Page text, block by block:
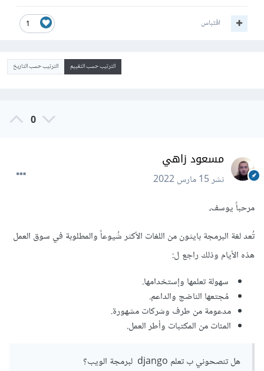
1 اقتباس
الترتيب حسب التقييم الترتيب حسب التاريخ
0
مسعود زاهي
نشر15 مارس 2022
مرحباً يوسف،
تُعد لغة البرمجة بايثون من اللغات الأكثر شُيوعاً والمطلوبة في سوق العمل
هذه الأيام وذلك راجع ل:
سهولة تعلمها وإستخدامها.
مُجتعها الناضج والداعم.
مدعومة من طرف وشركات مشهورة.
المئات من المكتبات وأطر العمل.
هل تنصحوني ب تعلم django لبرمجة الويب؟